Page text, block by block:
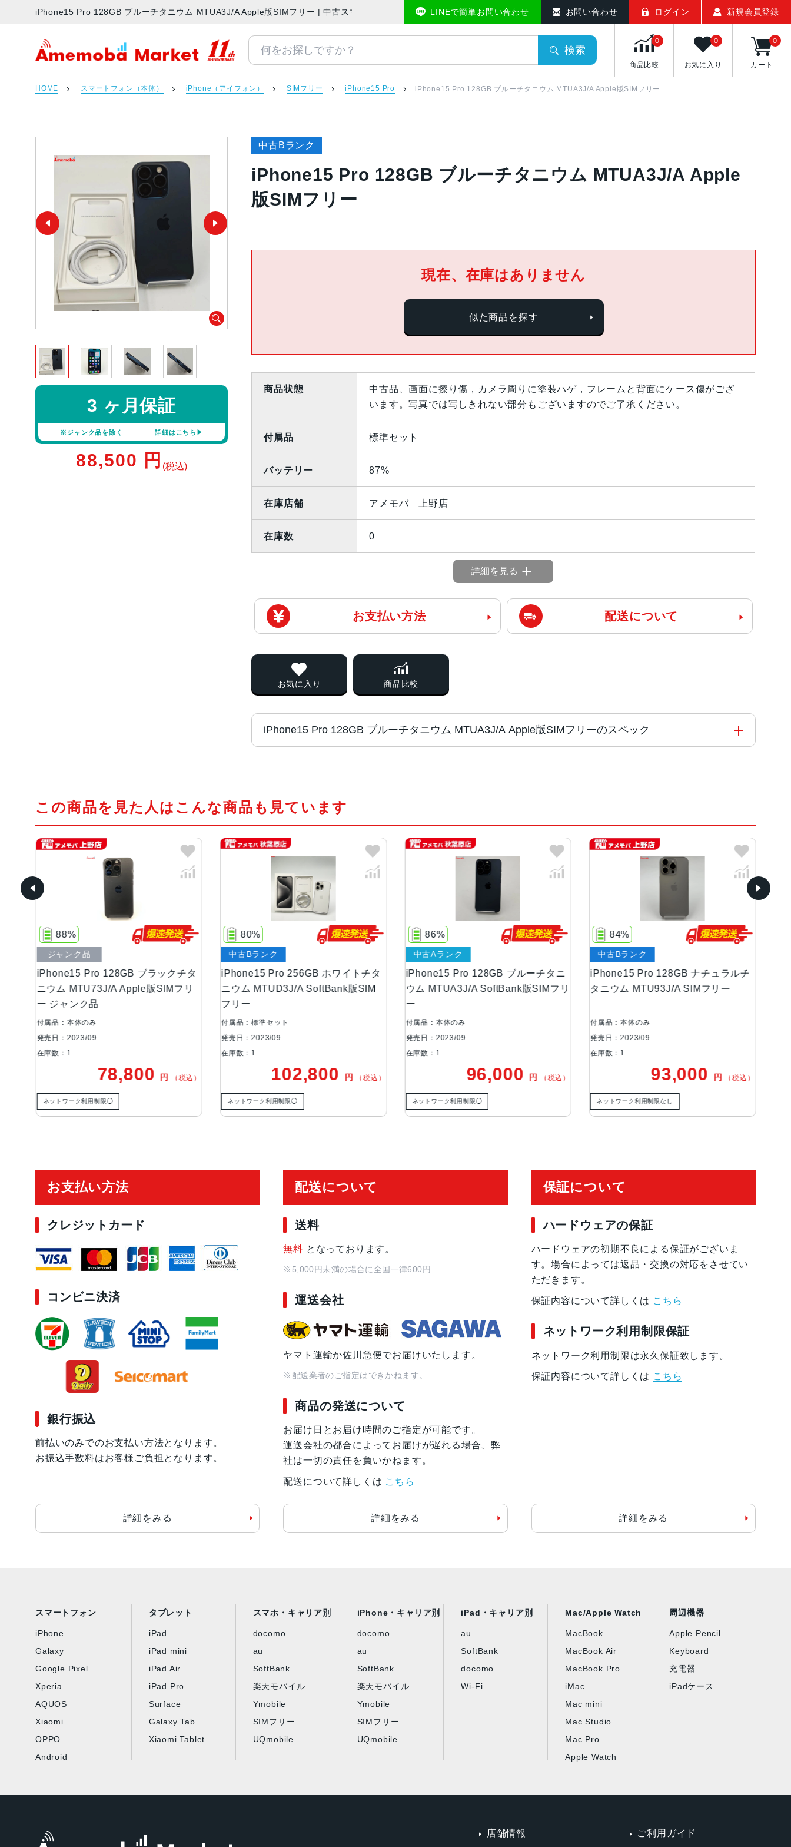
iPhone15 Pro 128GB ブルーチタニウム MTUA3J/A Apple版SIMフリー | 中古スマホ販売のアメモバマーケットLINEで簡単お問い合わせ お問い合わせ ログイン 新規会員登録
アメモバマーケット
検索
商品比較
0
お気に入り
0
カート
0
HOME スマートフォン（本体） iPhone（アイフォン） SIMフリー iPhone15 Pro iPhone15 Pro 128GB ブルーチタニウム MTUA3J/A Apple版SIMフリー
中古Bランク
iPhone15 Pro 128GB ブルーチタニウム MTUA3J/A Apple
版SIMフリー
3 ヶ月保証
※ジャンク品を除く 詳細はこちら
88,500 円 (税込)
現在、在庫はありません
似た商品を探す
商品状態
中古品、画面に擦り傷，カメラ周りに塗装ハゲ，フレームと背面にケース傷がござ
います。写真では写しきれない部分もございますのでご了承ください。
付属品 標準セット
バッテリー 87%
在庫店舗 アメモバ 上野店
在庫数 0
詳細を見る
お支払い方法 配送について
お気に入り 商品比較
iPhone15 Pro 128GB ブルーチタニウム MTUA3J/A Apple版SIMフリーのスペック
カラー
ブラックチタニウム、ホワイトチタニウム、ブルーチタニウム、ナチュラルチタニ
ウム
容量 128GB256GB512GB1TB
サイズ・重さ 146.6 ×70.6 ×8.25mm ・187g
6.1インチ（対角）オールスクリーンOLEDディスプレイ
防沫性能、耐水性
能、防塵性能
IEC規格60529にもとづくIP68等級（最大水深6メートルで最大30分間）
カメラ
48MPメイン：24mm、ƒ/1.78絞り値、第2世代のセンサーシフト光学式手ぶれ補
正、100% Focus Pixels、超高解像度の写真（24MPと48MP）に対応12MP超広
角：13mm、ƒ/2.2絞り値と120°視野角、100% Focus Pixels12MPの2倍望遠（クア
光学式手ぶれ補正、100% Focus Pixels12MPの3倍望遠：77mm、ƒ/2.8絞り値、光
学式手ぶれ補正3倍の光学ズームイン、2倍の光学ズームアウト、6倍の光学ズームレ
ンジ最大15倍のデジタルズーム
この商品を見た人はこんな商品も見ています
iPhone15 Pro 128GB ブラックチタ
ニウム MTU73J/A Apple版SIMフリ
ー ジャンク品
88%
ジャンク品
付属品：本体のみ
発売日：2023/09
在庫数：1
78,800 円 （税込）
ネットワーク利用制限◯
iPhone15 Pro 256GB ホワイトチタ
ニウム MTUD3J/A SoftBank版SIM
フリー
80%
中古Bランク
付属品：標準セット
発売日：2023/09
在庫数：1
102,800 円 （税込）
ネットワーク利用制限◯
iPhone15 Pro 128GB ブルーチタニ
ウム MTUA3J/A SoftBank版SIMフリ
ー
86%
中古Aランク
付属品：本体のみ
発売日：2023/09
在庫数：1
96,000 円 （税込）
ネットワーク利用制限◯
iPhone15 Pro 128GB ナチュラルチ
タニウム MTU93J/A SIMフリー
84%
中古Bランク
付属品：本体のみ
発売日：2023/09
在庫数：1
93,000 円 （税込）
ネットワーク利用制限なし
お支払い方法
クレジットカード
コンビニ決済
銀行振込
前払いのみでのお支払い方法となります。
お振込手数料はお客様ご負担となります。
詳細をみる
配送について
送料
無料 となっております。
※5,000円未満の場合に全国一律600円
運送会社
ヤマト運輸か佐川急便でお届けいたします。
※配送業者のご指定はできかねます。
商品の発送について
お届け日とお届け時間のご指定が可能です。
運送会社の都合によってお届けが遅れる場合、弊
社は一切の責任を負いかねます。
配送について詳しくは こちら
詳細をみる
保証について
ハードウェアの保証
ハードウェアの初期不良による保証がございま
す。場合によっては返品・交換の対応をさせてい
ただきます。
保証内容について詳しくは こちら
ネットワーク利用制限保証
ネットワーク利用制限は永久保証致します。
保証内容について詳しくは こちら
詳細をみる
スマートフォン
iPhone
Galaxy
Google Pixel
Xperia
AQUOS
Xiaomi
OPPO
Android
タブレット
iPad
iPad mini
iPad Air
iPad Pro
Surface
Galaxy Tab
Xiaomi Tablet
スマホ・キャリア別
docomo
au
SoftBank
楽天モバイル
Ymobile
SIMフリー
UQmobile
iPhone・キャリア別
docomo
au
SoftBank
楽天モバイル
Ymobile
SIMフリー
UQmobile
iPad・キャリア別
au
SoftBank
docomo
Wi-Fi
Mac/Apple Watch
MacBook
MacBook Air
MacBook Pro
iMac
Mac mini
Mac Studio
Mac Pro
Apple Watch
周辺機器
Apple Pencil
Keyboard
充電器
iPadケース
店舗情報 ご利用ガイド